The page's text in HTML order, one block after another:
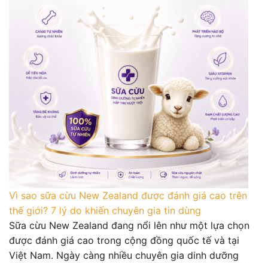
Vì sao sữa cừu New Zealand được đánh giá cao trên
thế giới? 7 lý do khiến chuyên gia tin dùng
Sữa cừu New Zealand đang nổi lên như một lựa chọn
được đánh giá cao trong cộng đồng quốc tế và tại
Việt Nam. Ngày càng nhiều chuyên gia dinh dưỡng